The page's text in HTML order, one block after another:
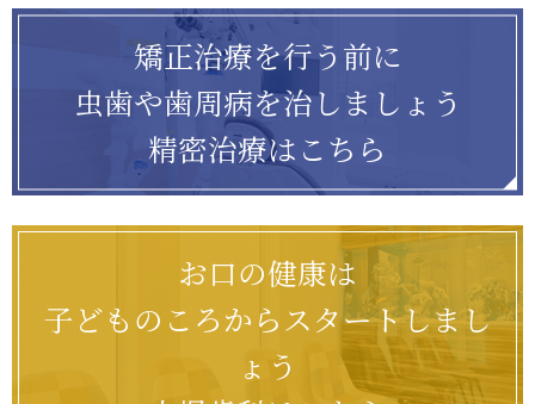
矯正治療を行う前に
虫歯や歯周病を治しましょう
精密治療はこちら
お口の健康は
子どものころからスタートしまし
ょう